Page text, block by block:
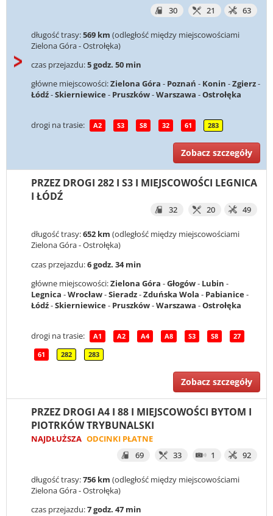
30
21 63
długość trasy:569 km (odległość między miejscowościami
Zielona Góra - Ostrołęka)
czas przejazdu:5 godz. 50 min
główne miejscowości:Zielona Góra - Poznań - Konin -Zgierz-
Łódź-Skierniewice - Pruszków-Warszawa -Ostrołęka
drogi na trasie: A2 S3 S8 32 61 283
Zobacz szczegóły
PRZEZ DROGI 282 I S3 I MIEJSCOWOŚCI LEGNICA
I ŁÓDŹ
32 20 49
długość trasy:652 km (odległość między miejscowościami
Zielona Góra - Ostrołęka)
czas przejazdu:6 godz. 34 min
główne miejscowości:Zielona Góra -Głogów- Lubin -
Legnica -Wrocław-Sieradz-Zduńska Wola - Pabianice-
Łódź-Skierniewice- Pruszków-Warszawa -Ostrołęka
drogi na trasie: A1 A2 A4 A8 S3 S8 27
61 282 283
Zobacz szczegóły
PRZEZ DROGI A4 I 88 I MIEJSCOWOŚCI BYTOM I
PIOTRKÓW TRYBUNALSKI
NAJDŁUŻSZA ODCINKI PŁATNE
69
33 1 92
długość trasy:756 km (odległość między miejscowościami
Zielona Góra - Ostrołęka)
czas przejazdu:7 godz. 47 min